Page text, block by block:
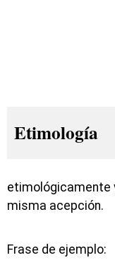
Etimología
etimológicamente
misma acepción.
Frase de ejemplo: